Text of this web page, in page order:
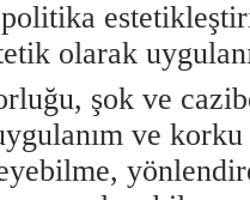
olarak
şok ve
ve